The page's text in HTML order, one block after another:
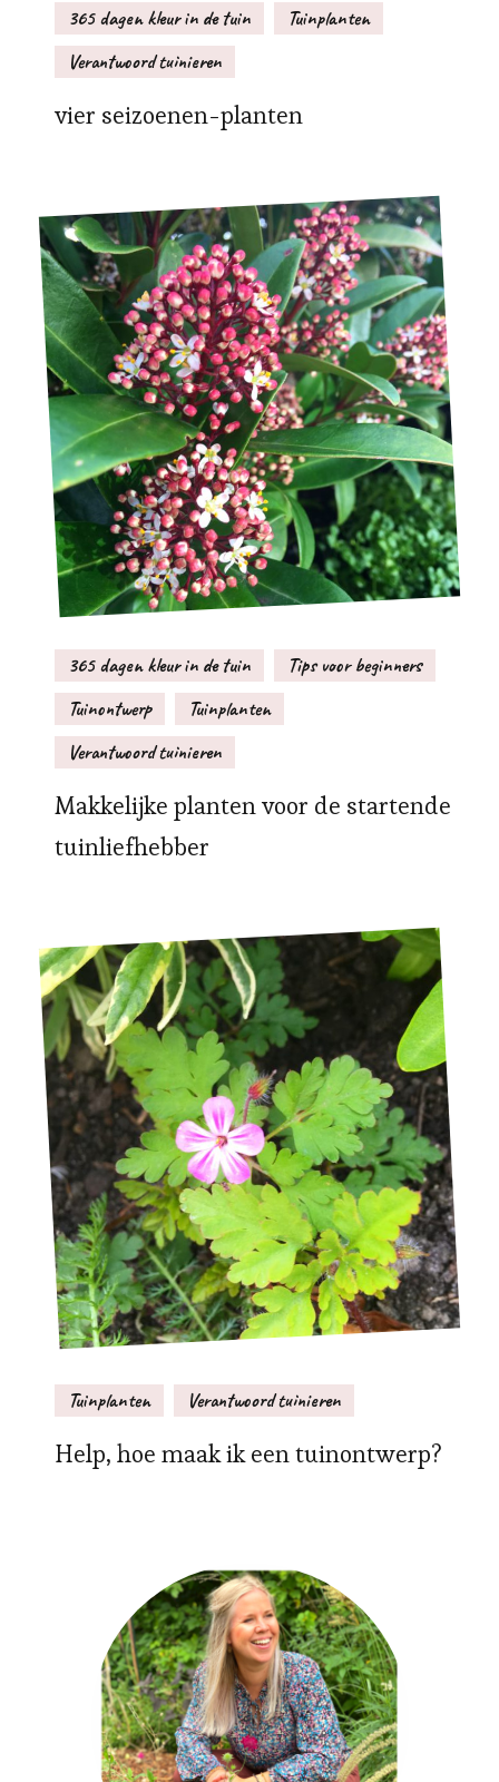
365 dagen kleur in de tuin
Tuinplanten
Verantwoord tuinieren
vier seizoenen-planten
365 dagen kleur in de tuin
Tips voor beginners
Tuinontwerp
Tuinplanten
Verantwoord tuinieren
Makkelijke planten voor de startende
tuinliefhebber
Tuinplanten Verantwoord tuinieren
Help, hoe maak ik een tuinontwerp?